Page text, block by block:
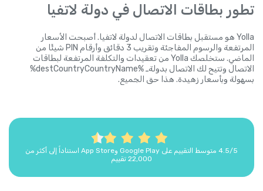
تطور بطاقات الاتصال في دولة لاتفيا
Yolla هو مستقبل بطاقات الاتصال لدولة لاتفيا. أصبحت الأسعار
المرتفعة والرسوم المفاجئة وتقريب 3 دقائق وأرقام PIN شيئًا من
الماضي. ستخلصك Yolla من تعقيدات والتكلفة المرتفعة لبطاقات
الاتصال وتتيح لك الاتصال بدولةـ %destCountryCountryName%
بسهولة وبأسعار زهيدة. هذا حق الجميع.
4.5/5 متوسط التقييم على Google Play وApp Store استناداً إلى أكثر من
22,000 تقييم